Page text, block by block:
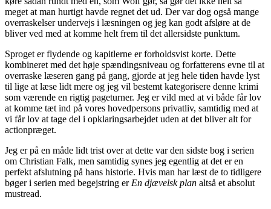
meget at man hurtigt havde regnet det ud. Der var dog også mange
overraskelser undervejs i læsningen og jeg kan godt afsløre at de
bliver ved med at komme helt frem til det allersidste punktum.
Sproget er flydende og kapitlerne er forholdsvist korte. Dette
kombineret med det høje spændingsniveau og forfatterens evne til at
overraske læseren gang på gang, gjorde at jeg hele tiden havde lyst
til lige at læse lidt mere og jeg vil bestemt kategorisere denne krimi
som værende en rigtig pageturner. Jeg er vild med at vi både får lov
at komme tæt ind på vores hovedpersons privatliv, samtidig med at
vi får lov at tage del i opklaringsarbejdet uden at det bliver alt for
actionpræget.
Jeg er på en måde lidt trist over at dette var den sidste bog i serien
om Christian Falk, men samtidig synes jeg egentlig at det er en
perfekt afslutning på hans historie. Hvis man har læst de to tidligere
bøger i serien med begejstring er En djævelsk plan altså et absolut
mustread.